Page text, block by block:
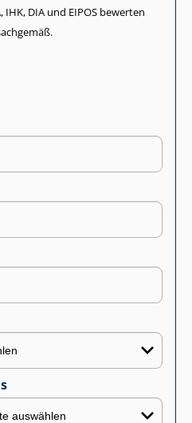
IHK, DIA und EIPOS bewerten